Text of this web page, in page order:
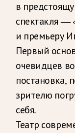
в
спектакля —
и премьеру
Первый
очевидцев
постановка,
зрителю
себя.
Театр